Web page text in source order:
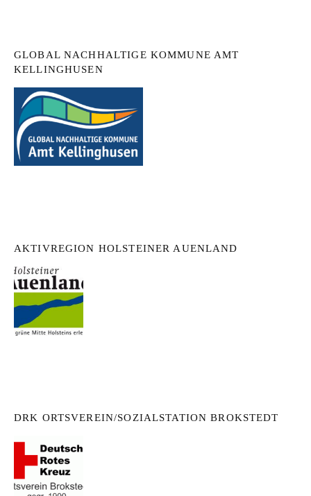
GLOBAL NACHHALTIGE KOMMUNE AMT
KELLINGHUSEN
AKTIVREGION HOLSTEINER AUENLAND
DRK ORTSVEREIN/SOZIALSTATION BROKSTEDT